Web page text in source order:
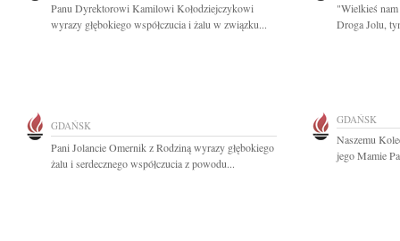
Panu Dyrektorowi Kamilowi Kołodziejczykowi
wyrazy głębokiego współczucia i żalu w związku...
"Wielkieś
Droga Jolu,
GDAŃSK
Pani Jolancie Omernik z Rodziną wyrazy głębokiego
żalu i serdecznego współczucia z powodu...
GDAŃSK
Naszemu
jego Mamie